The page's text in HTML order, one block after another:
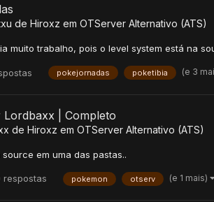
de Hiroxz em OTServer Alternativo (ATS)
muito trabalho, pois o level system está na
pokejornadas poketibia (e 3
| Completo
de Hiroxz em OTServer Alternativo (ATS)
em uma das pastas..
respostas pokemon otserv (e 1 mais)